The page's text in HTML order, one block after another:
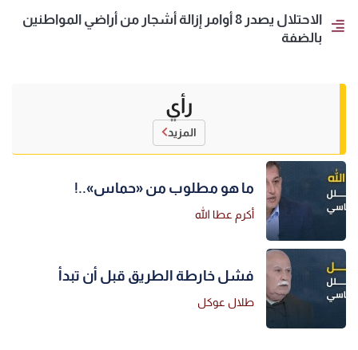
الاحتلال يصدر 8 أوامر إزالة أشجار من أراضي المواطنين
بالضفة
رأي
المزيد
ما هو مطلوب من «حماس»..!
أكرم عطا الله
فشل خارطة الطريق قبل أن تبدأ
طلال عوكل